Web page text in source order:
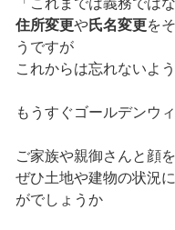
「これまでは義務では
住所変更や氏名変更を
うですが
これからは忘れないよ
もうすぐゴールデンウ
ご家族や親御さんと顔
ぜひ土地や建物の状況
がでしょうか